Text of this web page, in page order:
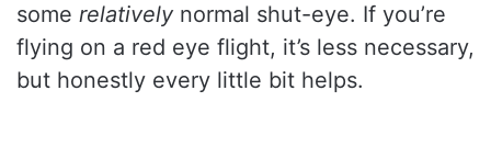
some relatively normal shut-eye. If you’re
flying on a red eye flight, it’s less necessary,
but honestly every little bit helps.